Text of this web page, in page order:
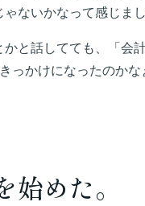
ないかなって感じまし
と話してても、「
っかけになったのか
めた。